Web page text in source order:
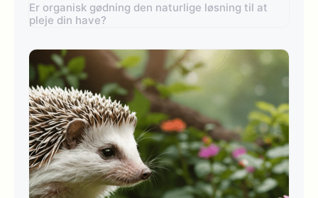
Er organisk gødning den naturlige løsning til at
pleje din have?